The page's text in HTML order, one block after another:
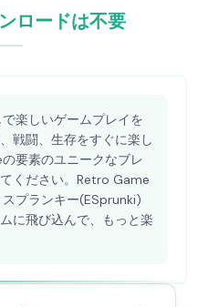
ロードは不要
楽しいゲームプレイを
戦闘、生存をすぐに楽し
要素のユニークなブレ
ください。Retro Game
プランキー(ESprunki)
に飛び込んで、もっと楽